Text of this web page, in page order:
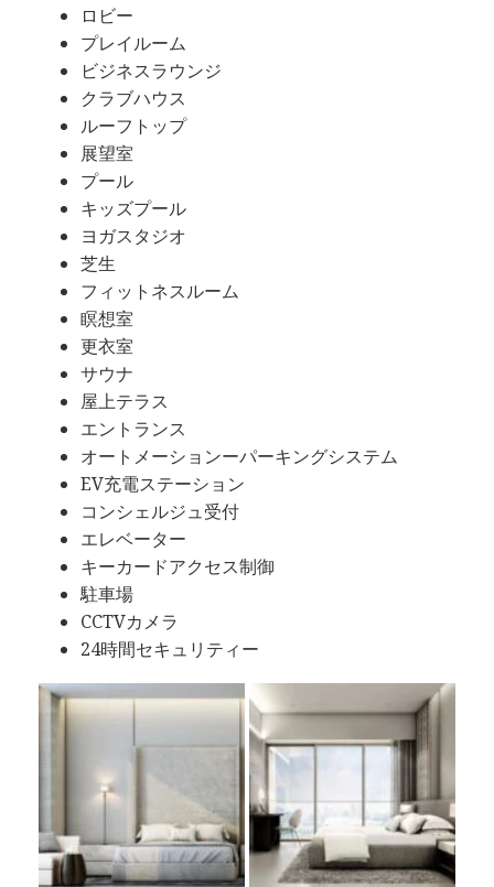
ロビー
プレイルーム
ビジネスラウンジ
クラブハウス
ルーフトップ
展望室
プール
キッズプール
ヨガスタジオ
芝生
フィットネスルーム
瞑想室
更衣室
サウナ
屋上テラス
エントランス
オートメーションーパーキングシステム
EV充電ステーション
コンシェルジュ受付
エレベーター
キーカードアクセス制御
駐車場
CCTVカメラ
24時間セキュリティー